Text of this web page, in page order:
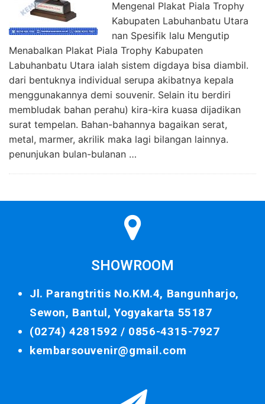
Mengenal Plakat Piala Trophy
Kabupaten Labuhanbatu Utara
nan Spesifik lalu Mengutip
Menabalkan Plakat Piala Trophy Kabupaten
Labuhanbatu Utara ialah sistem digdaya bisa diambil.
dari bentuknya individual serupa akibatnya kepala
menggunakannya demi souvenir. Selain itu berdiri
membludak bahan perahu) kira-kira kuasa dijadikan
surat tempelan. Bahan-bahannya bagaikan serat,
metal, marmer, akrilik maka lagi bilangan lainnya.
penunjukan bulan-bulanan …
SHOWROOM
Jl. Parangtritis No.KM.4, Bangunharjo,
Sewon, Bantul, Yogyakarta 55187
(0274) 4281592 / 0856-4315-7927
kembarsouvenir@gmail.com